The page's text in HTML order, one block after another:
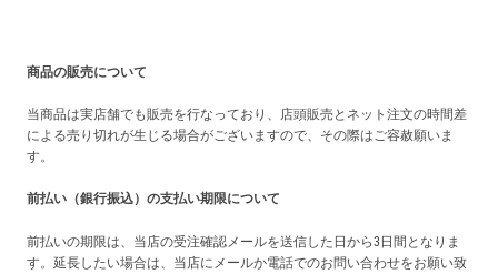
商品の販売について
当商品は実店舗でも販売を行なっており、店頭販売とネット注文の時間差
による売り切れが生じる場合がございますので、その際はご容赦願いま
す。
前払い（銀行振込）の支払い期限について
前払いの期限は、当店の受注確認メールを送信した日から3日間となりま
す。延長したい場合は、当店にメールか電話でのお問い合わせをお願い致